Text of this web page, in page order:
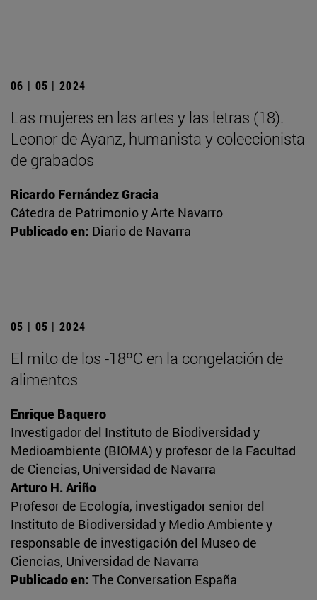
06 | 05 | 2024
Las mujeres en las artes y las letras (18).
Leonor de Ayanz, humanista y coleccionista
de grabados
Ricardo Fernández Gracia
Cátedra de Patrimonio y Arte Navarro
Publicado en: Diario de Navarra
05 | 05 | 2024
El mito de los -18ºC en la congelación de
alimentos
Enrique Baquero
Investigador del Instituto de Biodiversidad y
Medioambiente (BIOMA) y profesor de la Facultad
de Ciencias, Universidad de Navarra
Arturo H. Ariño
Profesor de Ecología, investigador senior del
Instituto de Biodiversidad y Medio Ambiente y
responsable de investigación del Museo de
Ciencias, Universidad de Navarra
Publicado en: The Conversation España